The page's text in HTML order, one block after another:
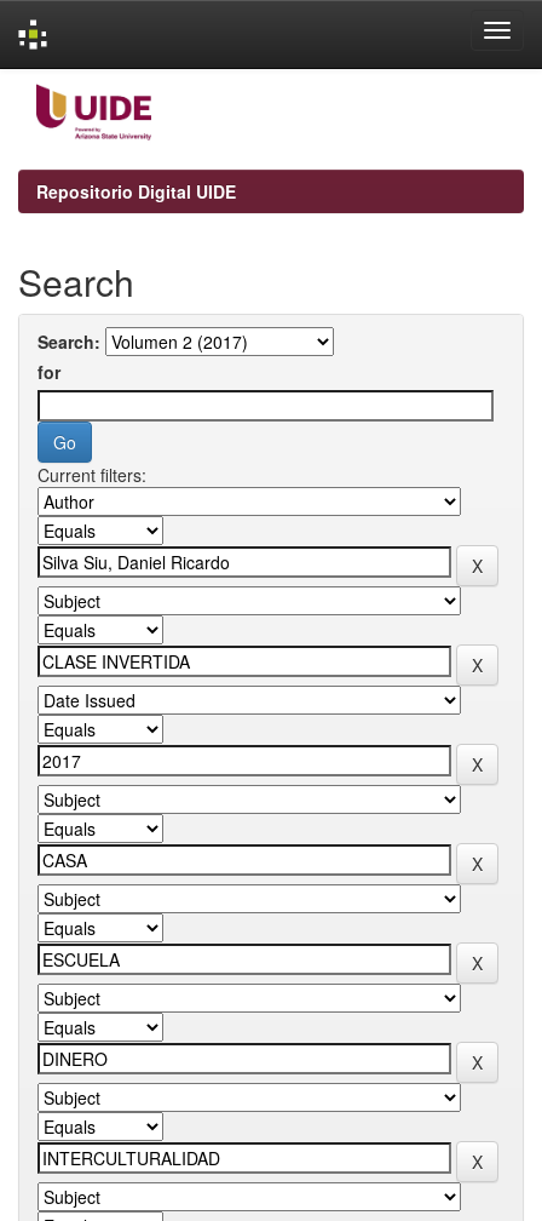
navigation
Repositorio Digital UIDE
Search
Search:
for
Current filters: